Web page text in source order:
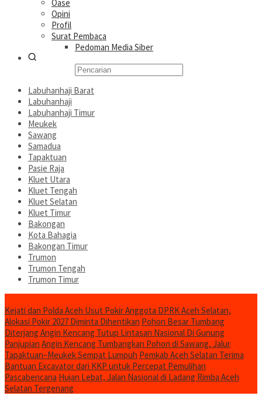
Oase
Opini
Profil
Surat Pembaca
Pedoman Media Siber
Labuhanhaji Barat
Labuhanhaji
Labuhanhaji Timur
Meukek
Sawang
Samadua
Tapaktuan
Pasie Raja
Kluet Utara
Kluet Tengah
Kluet Selatan
Kluet Timur
Bakongan
Kota Bahagia
Bakongan Timur
Trumon
Trumon Tengah
Trumon Timur
Kejati dan Polda Aceh Usut Pokir Anggota DPRK Aceh Selatan,
Alokasi Pokir 2027 Diminta Dihentikan Pohon Besar Tumbang
Diterjang Angin Kencang Tutup Lintasan Nasional Di Gunung
Panjupian Angin Kencang Tumbangkan Pohon di Sawang, Jalur
Tapaktuan–Meukek Sempat Lumpuh Pemkab Aceh Selatan Terima
Bantuan Excavator dari KKP untuk Percepat Pemulihan
Pascabencana Hujan Lebat, Jalan Nasional di Ladang Rimba Aceh
Selatan Tergenang